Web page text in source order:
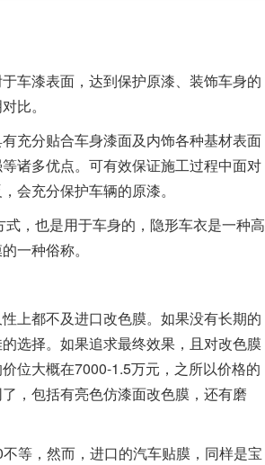
车漆表面，达到保护原漆、装饰车身的
比。
充分贴合车身漆面及内饰各种基材表面
诸多优点。可有效保证施工过程中面对
会充分保护车辆的原漆。
式，也是用于车身的，隐形车衣是一种高
一种俗称。
上都不及进口改色膜。如果没有长期的
选择。如果追求最终效果，且对改色膜
位大概在7000-1.5万元，之所以价格的
，包括有亮色仿漆面改色膜，还有磨
等，然而，进口的汽车贴膜，同样是宝